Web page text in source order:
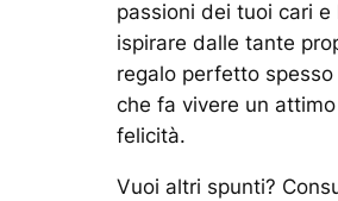
passioni dei tuoi cari e
ispirare dalle tante
regalo perfetto spesso
che fa vivere un
felicità.
Vuoi altri spunti?